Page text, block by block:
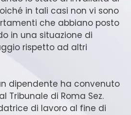
in tali casi non vi sono
che abbiano posto
in una situazione di
rispetto ad altri
dipendente ha convenuto
Tribunale di Roma Sez.
di lavoro al fine di